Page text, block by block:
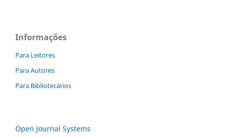
Informações
Para Leitores
Para Autores
Para Bibliotecários
Open Journal Systems